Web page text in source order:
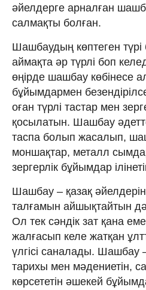
әйелдерге арналған
салмақты болған.
Шашбаудың көптеген
аймақта әр түрлі боп
өңірде шашбау көбінесе
бұйымдармен
оған түрлі тастар мен
қосылатын. Шашбау
таспа болып жасалып,
моншақтар, металл
зергерлік бұйымдар
Шашбау – қазақ
талғамын айшықтайтын
Ол тек сәндік зат қана
жалғасып келе жатқан
үлгісі саналады. Шашбау
тарихы мен мәдениетін,
көрсететін әшекей